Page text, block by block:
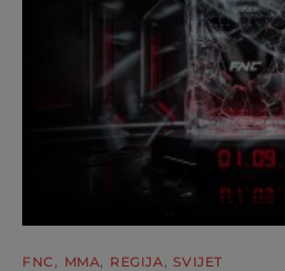
FNC MMA REGIJA SVIJET